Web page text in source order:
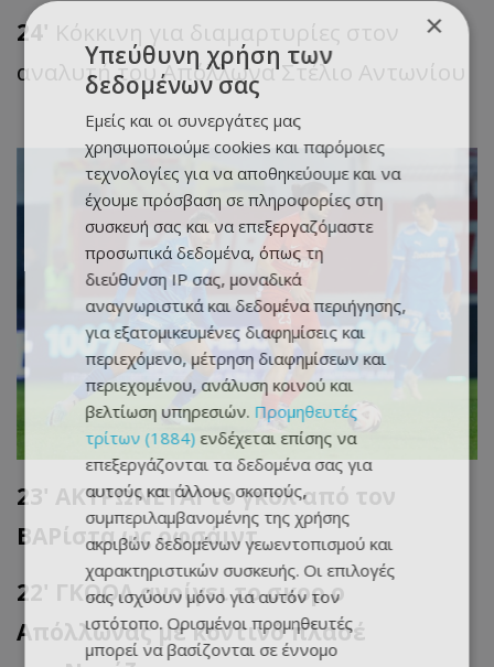
24' Κόκκινη για διαμαρτυρίες στον
αναλυτή του Απόλλωνα Στέλιο Αντωνίου
23' ΑΚΥΡΩΝΕΤΑΙ το γκολ από τον
ΒΑΡίστα ως οφσάιντ
22' ΓΚΟΟΛ ανοίγει το σκορ ο
Απόλλωνας με κοντινό πλασέ
×
Υπεύθυνη χρήση των
δεδομένων σας
Εμείς και οι συνεργάτες μας
χρησιμοποιούμε cookies και παρόμοιες
τεχνολογίες για να αποθηκεύουμε και να
έχουμε πρόσβαση σε πληροφορίες στη
συσκευή σας και να επεξεργαζόμαστε
προσωπικά δεδομένα, όπως τη
διεύθυνση IP σας, μοναδικά
αναγνωριστικά και δεδομένα περιήγησης,
για εξατομικευμένες διαφημίσεις και
περιεχόμενο, μέτρηση διαφημίσεων και
περιεχομένου, ανάλυση κοινού και
βελτίωση υπηρεσιών. Προμηθευτές
τρίτων (1884) ενδέχεται επίσης να
επεξεργάζονται τα δεδομένα σας για
αυτούς και άλλους σκοπούς,
συμπεριλαμβανομένης της χρήσης
ακριβών δεδομένων γεωεντοπισμού και
χαρακτηριστικών συσκευής. Οι επιλογές
σας ισχύουν μόνο για αυτόν τον
ιστότοπο. Ορισμένοι προμηθευτές
μπορεί να βασίζονται σε έννομο